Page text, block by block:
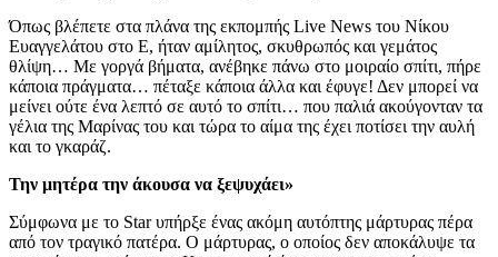
Όπως βλέπετε στα πλάνα της εκπομπής Live News του Νίκου
Ευαγγελάτου στο Ε, ήταν αμίλητος, σκυθρωπός και γεμάτος
θλίψη… Με γοργά βήματα, ανέβηκε πάνω στο μοιραίο σπίτι, πήρε
κάποια πράγματα… πέταξε κάποια άλλα και έφυγε! Δεν μπορεί να
μείνει ούτε ένα λεπτό σε αυτό το σπίτι… που παλιά ακούγονταν τα
γέλια της Μαρίνας του και τώρα το αίμα της έχει ποτίσει την αυλή
και το γκαράζ.
Την μητέρα την άκουσα να ξεψυχάει»
Σύμφωνα με το Star υπήρξε ένας ακόμη αυτόπτης μάρτυρας πέρα
από τον τραγικό πατέρα. Ο μάρτυρας, ο οποίος δεν αποκάλυψε τα